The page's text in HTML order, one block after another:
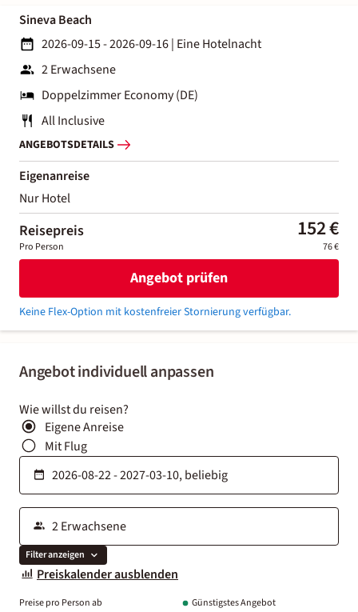
Angebot individuell anpassen
Wie willst du reisen?
Eigene Anreise
Mit Flug
Filter anzeigen
Preiskalender ausblenden
Preise pro Person ab Günstigstes Angebot
Sineva Beach
2026-09-15 - 2026-09-16| Eine Hotelnacht
2 Erwachsene
Doppelzimmer Economy (DE)
All Inclusive
ANGEBOTSDETAILS
Eigenanreise
Nur Hotel
Reisepreis 152 €
Pro Person 76 €
Angebot prüfen
Keine Flex-Option mit kostenfreier Stornierung verfügbar.